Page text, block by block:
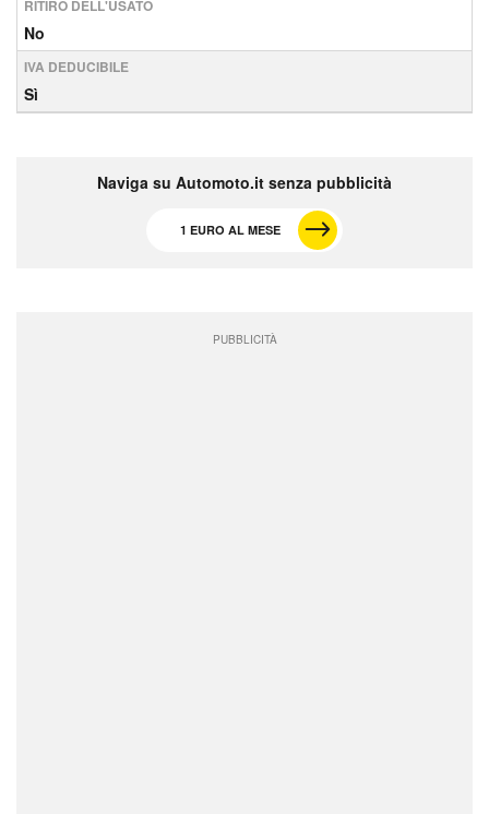
RITIRO DELL'USATO
No
IVA DEDUCIBILE
Sì
Naviga su Automoto.it senza pubblicità
1 EURO AL MESE
PUBBLICITÀ